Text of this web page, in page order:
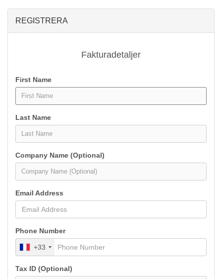
REGISTRERA
Fakturadetaljer
First Name
Last Name
Company Name (Optional)
Email Address
Phone Number
+33
Tax ID (Optional)